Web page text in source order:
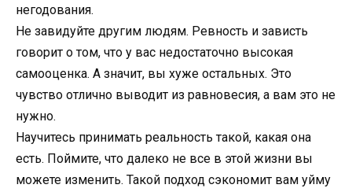
негодования.
Не завидуйте другим людям. Ревность и зависть
говорит о том, что у вас недостаточно высокая
самооценка. А значит, вы хуже остальных. Это
чувство отлично выводит из равновесия, а вам это не
нужно.
Научитесь принимать реальность такой, какая она
есть. Поймите, что далеко не все в этой жизни вы
можете изменить. Такой подход сэкономит вам уйму